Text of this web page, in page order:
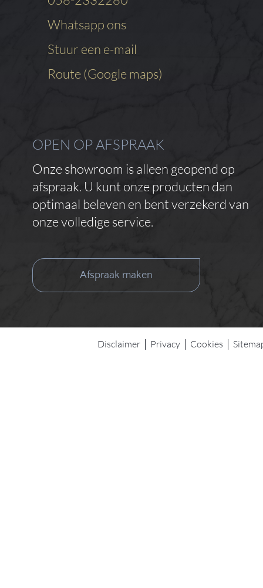
Whatsapp ons
Stuur een e-mail
Route (Google maps)
OPEN OP AFSPRAAK
Onze showroom is alleen geopend op
afspraak. U kunt onze producten dan
optimaal beleven en bent verzekerd van
onze volledige service.
Afspraak maken
Disclaimer Privacy Cookies